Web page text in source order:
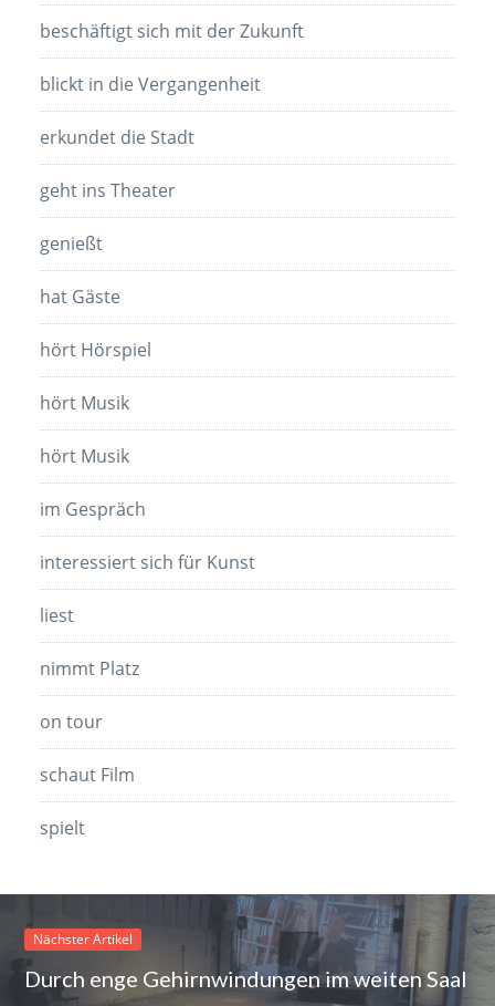
beschäftigt sich mit der Zukunft
blickt in die Vergangenheit
erkundet die Stadt
geht ins Theater
genießt
hat Gäste
hört Hörspiel
hört Musik
hört Musik
im Gespräch
interessiert sich für Kunst
liest
nimmt Platz
on tour
schaut Film
spielt
Nächster Artikel
Durch enge Gehirnwindungen im weiten Saal